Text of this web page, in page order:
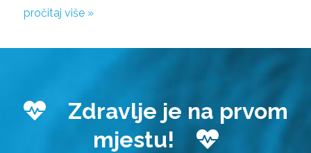
pročitaj više »
Zdravlje je na prvom
mjestu!